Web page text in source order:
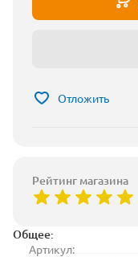
Общее:
Артикул:
Отложить
Рейтинг магазина